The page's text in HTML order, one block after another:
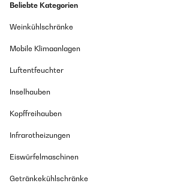
Beliebte Kategorien
Weinkühlschränke
Mobile Klimaanlagen
Luftentfeuchter
Inselhauben
Kopffreihauben
Infrarotheizungen
Eiswürfelmaschinen
Getränkekühlschränke